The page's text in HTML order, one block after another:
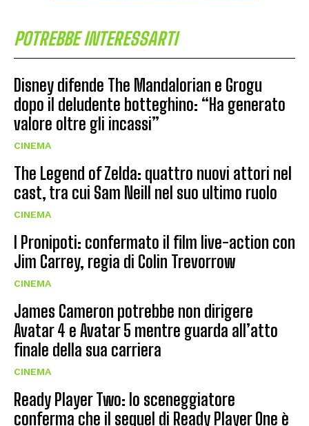
POTREBBE INTERESSARTI
Disney difende The Mandalorian e Grogu
dopo il deludente botteghino: “Ha generato
valore oltre gli incassi”
CINEMA
The Legend of Zelda: quattro nuovi attori nel
cast, tra cui Sam Neill nel suo ultimo ruolo
CINEMA
I Pronipoti: confermato il film live-action con
Jim Carrey, regia di Colin Trevorrow
CINEMA
James Cameron potrebbe non dirigere
Avatar 4 e Avatar 5 mentre guarda all’atto
finale della sua carriera
CINEMA
Ready Player Two: lo sceneggiatore
conferma che il sequel di Ready Player One è